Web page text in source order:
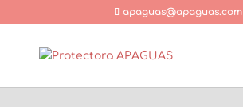
apaguas@apaguas.com